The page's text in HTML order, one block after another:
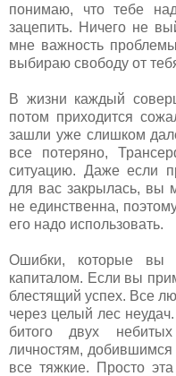
понимаю, что тебе
зацепить. Ничего не
мне важность
выбираю свободу от
В жизни каждый
потом приходится
зашли уже слишком
все потеряно,
ситуацию. Даже если
для вас закрылась, вы
не единственна,
его надо использовать.
Ошибки, которые вы
капиталом. Если вы
блестящий успех. Все
через целый лес
битого двух
личностям,
все тяжкие. Просто